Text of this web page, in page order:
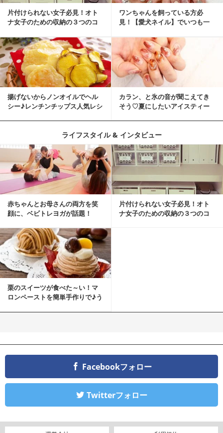
片付けられない女子必見！オト
ナ女子のための収納の３つのコ
ワンちゃんを飼っている方必
見！【愛犬ネイル】でいつも一
揚げないからノンオイルでヘル
シー♪レンチンチップス人気レシ
カラン、と氷の音が聞こえてき
そう♡夏にしたいアイスティー
ライフスタイル & インタビュー
赤ちゃんとお母さんの両方を笑
顔に、ベビトレヨガが話題！
片付けられない女子必見！オト
ナ女子のための収納の３つのコ
栗のスイーツが食べた～い！マ
ロンペーストを簡単手作りで♪う
Facebookフォロー
Twitterフォロー